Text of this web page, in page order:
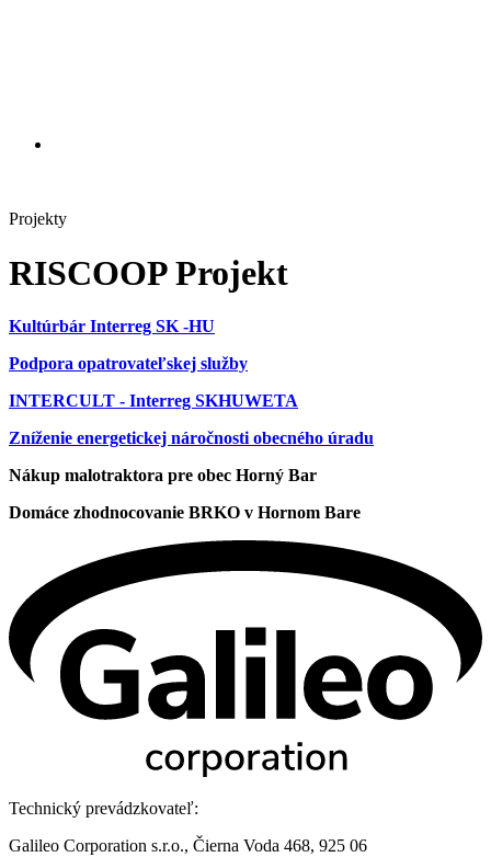
Projekty
RISCOOP Projekt
Kultúrbár Interreg SK -HU
Podpora opatrovateľskej služby
INTERCULT - Interreg SKHUWETA
Zníženie energetickej náročnosti obecného úradu
Nákup malotraktora pre obec Horný Bar
Domáce zhodnocovanie BRKO v Hornom Bare
Technický prevádzkovateľ:
Galileo Corporation s.r.o., Čierna Voda 468, 925 06